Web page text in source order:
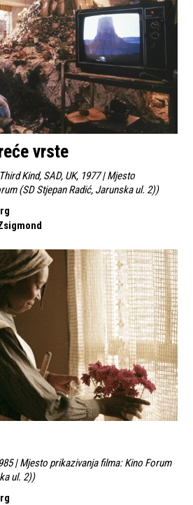
vrste
Kind, SAD, UK, 1977 | Mjesto
(SD Stjepan Radić, Jarunska ul. 2))
| Mjesto prikazivanja filma: Kino Forum
ul. 2))